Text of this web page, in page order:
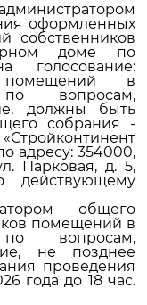
оформленных
собственников
доме по
голосование:
помещений в
вопросам,
должны быть
собрания -
адресу: 354000,
Парковая, д. 5,
действующему
общего
помещений в
вопросам,
не позднее
проведения
года до 18 час.